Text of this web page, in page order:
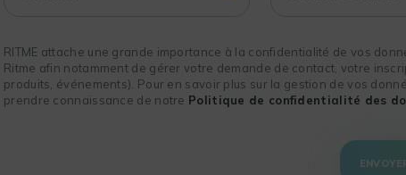
RITME attache une grande importance à la confidentialité de vos
Ritme afin notamment de gérer votre demande de contact, votre
produits, événements). Pour en savoir plus sur la gestion de vos
prendre connaissance de notre Politique de confidentialité des